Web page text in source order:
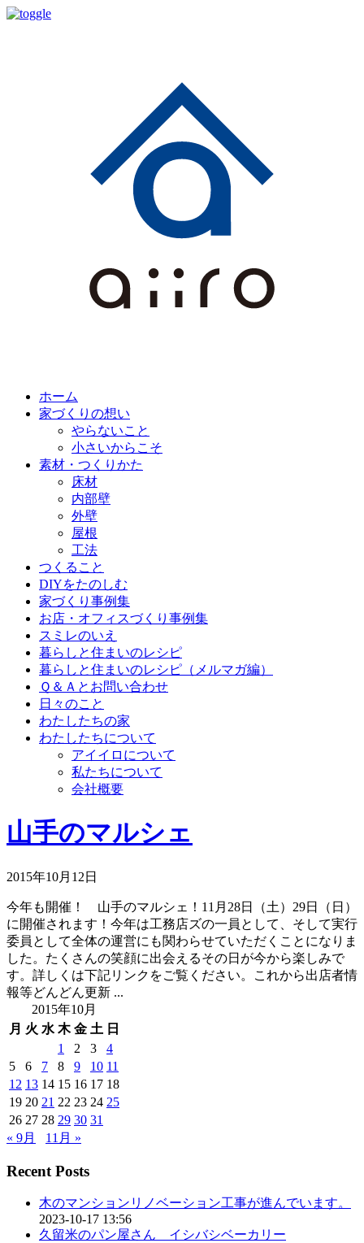
ホーム
家づくりの想い
やらないこと
小さいからこそ
素材・つくりかた
床材
内部壁
外壁
屋根
工法
つくること
DIYをたのしむ
家づくり事例集
お店・オフィスづくり事例集
スミレのいえ
暮らしと住まいのレシピ
暮らしと住まいのレシピ（メルマガ編）
Ｑ＆Ａとお問い合わせ
日々のこと
わたしたちの家
わたしたちについて
アイイロについて
私たちについて
会社概要
山手のマルシェ
2015年10月12日
今年も開催！ 山手のマルシェ！11月28日（土）29日（日）
に開催されます！今年は工務店ズの一員として、そして実行
委員として全体の運営にも関わらせていただくことになりま
した。たくさんの笑顔に出会えるその日が今から楽しみで
す。詳しくは下記リンクをご覧ください。これから出店者情
報等どんどん更新 ...
2015年10月
月 火 水 木 金 土 日
1
2 3
4
5
6 7 8 9 10 11
12 13 14 15 16 17 18
19 20 21 22 23 24 25
26 27 28 29 30 31
« 9月
11月 »
Recent Posts
木のマンションリノベーション工事が進んでいます。
2023-10-17 13:56
久留米のパン屋さん イシバシベーカリー